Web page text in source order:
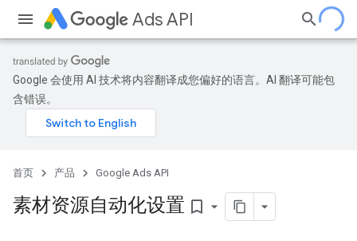
Ads API
Google 会使用 AI 技术将内容翻译成您偏好的语言。AI 翻译可能包
含错误。
首页 产品 Google Ads API
素材资源自动化设置 bookmark_border